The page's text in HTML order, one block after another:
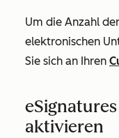
Um die Anzahl
elektronischen
Sie sich an Ihren
aktivieren